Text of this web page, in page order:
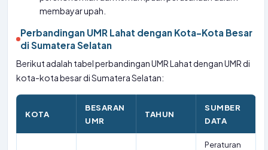
membayar upah.
Perbandingan UMR Lahat dengan Kota-Kota Besar
di Sumatera Selatan
Berikut adalah tabel perbandingan UMR Lahat dengan UMR di
kota-kota besar di Sumatera Selatan:
KOTA
BESARAN
UMR
TAHUN
SUMBER
DATA
Peraturan